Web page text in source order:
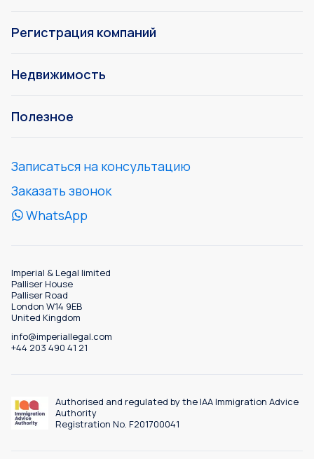
Регистрация компаний
Недвижимость
Полезное
Записаться на консультацию
Заказать звонок
WhatsApp
Imperial & Legal limited
Palliser House
Palliser Road
London W14 9EB
United Kingdom
info@imperiallegal.com
+44 203 490 41 21
Authorised and regulated by the IAA Immigration Advice
Authority
Registration No. F201700041